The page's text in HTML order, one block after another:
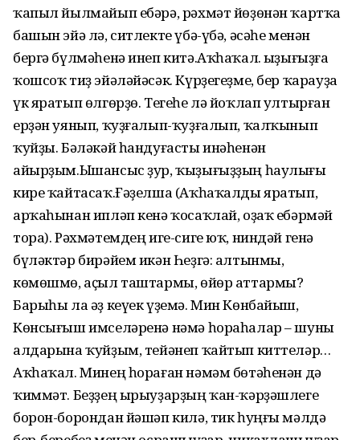
ҡапыл йылмайып ебәрә, рәхмәт йөҙөнән ҡартҡа
башын эйә лә, ситлекте үбә-үбә, әсәһе менән
бергә бүлмәһенә инеп китә.Аҡһаҡал. Ҡыҙығыҙға
ҡошсоҡ тиҙ эйәләйәсәк. Күрҙегеҙме, бер ҡарауҙа
үк яратып өлгөрҙө. Тегеһе лә йоҡлап ултырған
ерҙән уянып, ҡуҙғалып-ҡуҙғалып, ҡалҡынып
ҡуй­ҙы. Бәләкәй һандуғасты инәһенән
айырҙым.Ышансыс ҙур, ҡыҙығыҙҙың һаулығы
кире ҡайтасаҡ.Ғәҙелша (Аҡһаҡалды яратып,
арҡаһынан ипләп кенә ҡосаҡлай, оҙаҡ ебәрмәй
тора). Рәхмәтемдең иге-сиге юҡ, ниндәй генә
бүләктәр бирәйем икән Һеҙгә: алтынмы,
көмөшмө, аҫыл таштармы, өйөр аттармы?
Барыһы ла әҙ кеүек үҙемә. Мин Көнбайыш,
Көнсығыш имселәренә нәмә һораһалар – шуны
алдарына ҡуйҙым, тейәнеп ҡайтып киттеләр…
Аҡһаҡал. Минең һораған нәмәм бөтәһенән дә
ҡиммәт. Беҙҙең ырыу­ҙарҙың ҡан-ҡәрҙәшлеге
борон-борондан йәшәп килә, тик һуңғы мәлдә